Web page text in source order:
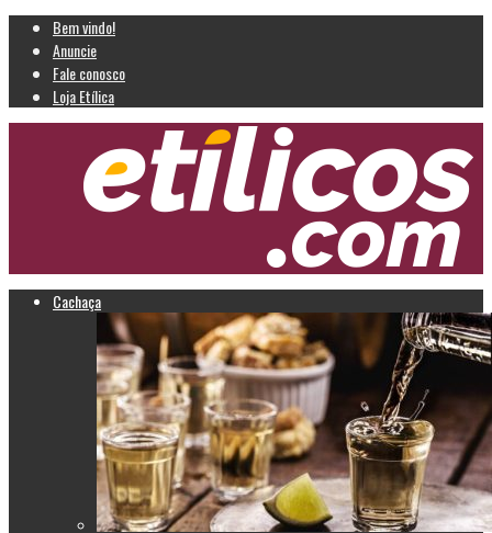
Bem vindo!
Anuncie
Fale conosco
Loja Etílica
Cachaça